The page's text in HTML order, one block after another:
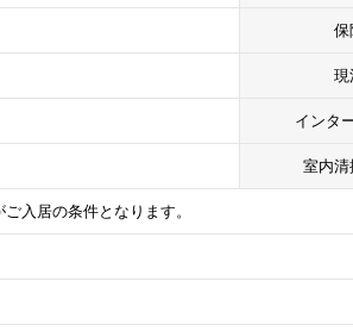
保
現
インタ
室内清
入居の条件となります。